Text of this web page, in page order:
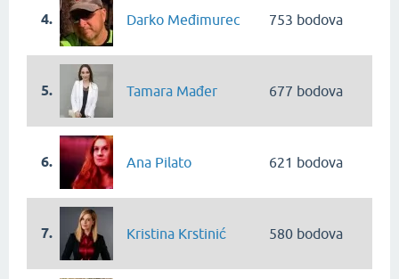
4. Darko Međimurec 753 bodova
5. Tamara Mađer 677 bodova
6. Ana Pilato 621 bodova
7. Kristina Krstinić 580 bodova